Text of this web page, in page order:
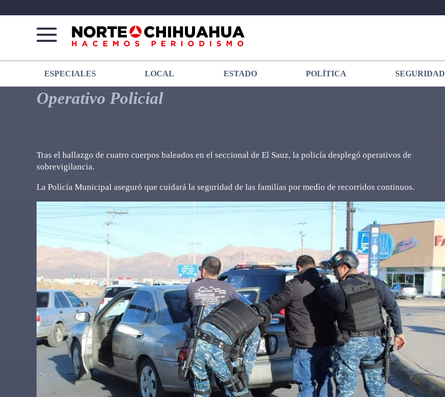
Norte
De
Chihuahua
Más
que
noticias,
hacemos periodismo
ESPECIALES LOCAL ESTADO POLÍTICA SEGURIDAD
Operativo Policial
Tras el hallazgo de cuatro cuerpos baleados en el seccional de El Sauz, la policía desplegó operativos de
sobrevigilancia.
La Policía Municipal aseguró que cuidará la seguridad de las familias por medio de recorridos continuos.